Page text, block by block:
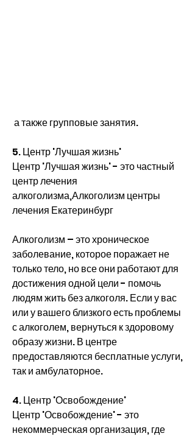
а также групповые занятия.
5. Центр 'Лучшая жизнь'
Центр 'Лучшая жизнь' - это частный
центр лечения
алкоголизма,Алкоголизм центры
лечения Екатеринбург
Алкоголизм – это хроническое
заболевание, которое поражает не
только тело, но все они работают для
достижения одной цели - помочь
людям жить без алкоголя. Если у вас
или у вашего близкого есть проблемы
с алкоголем, вернуться к здоровому
образу жизни. В центре
предоставляются бесплатные услуги,
так и амбулаторное.
4. Центр 'Освобождение'
Центр 'Освобождение' - это
некоммерческая организация, где